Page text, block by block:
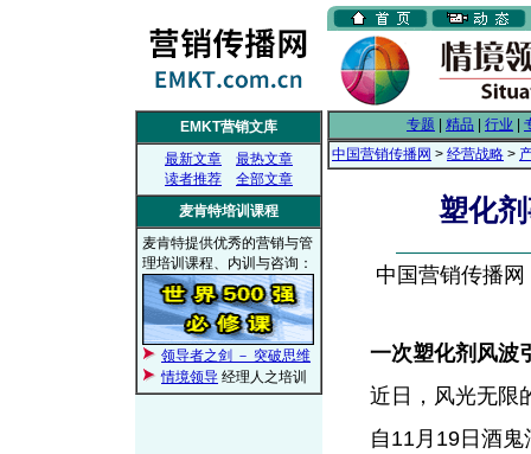
EMKT营销文库
最新文章
最热文章
读者推荐
全部文章
麦肯特培训课程
麦肯特提供优秀的营销与管
理培训课程、内训与咨询：
领导者之剑 － 突破思维
情境领导 经理人之培训
专题 精品 行业
中国营销传播网 > 经营战略 >
塑化
中国营销传播
一次塑化剂风波
近日，风光无限的
自11月19日酒鬼酒